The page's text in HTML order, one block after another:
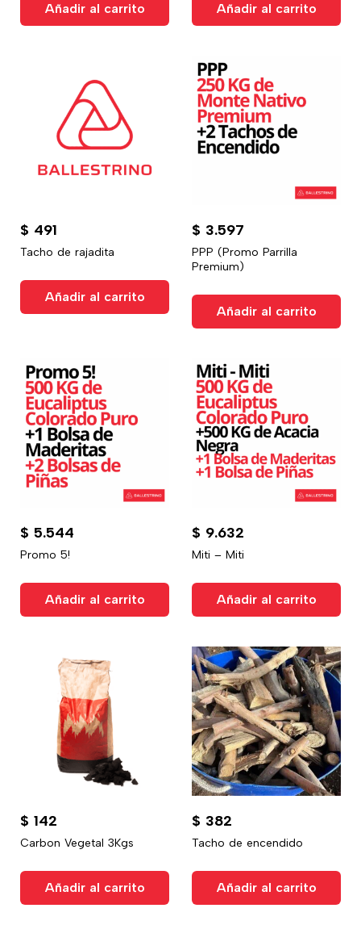
Añadir al carrito Añadir al carrito
$ 491
Tacho de rajadita
Añadir al carrito
$ 3.597
PPP (Promo Parrilla
Premium)
Añadir al carrito
$ 5.544
Promo 5!
Añadir al carrito
$ 9.632
Miti – Miti
Añadir al carrito
$ 142
Carbon Vegetal 3Kgs
Añadir al carrito
$ 382
Tacho de encendido
Añadir al carrito